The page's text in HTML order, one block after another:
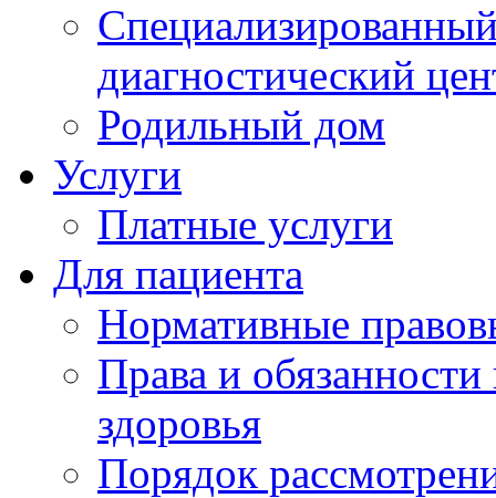
диагностический
Родильный дом
Услуги
Платные услуги
Для пациента
Нормативные
Права и
здоровья
Порядок